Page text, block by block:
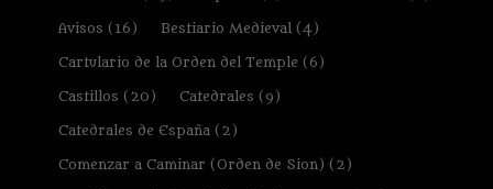
Avisos (16) Bestiario Medieval(4)
Cartulario de la Orden del Temple (6)
Castillos (20) Catedrales (9)
Catedrales de España(2)
Comenzar a Caminar (Orden de Sion) (2)